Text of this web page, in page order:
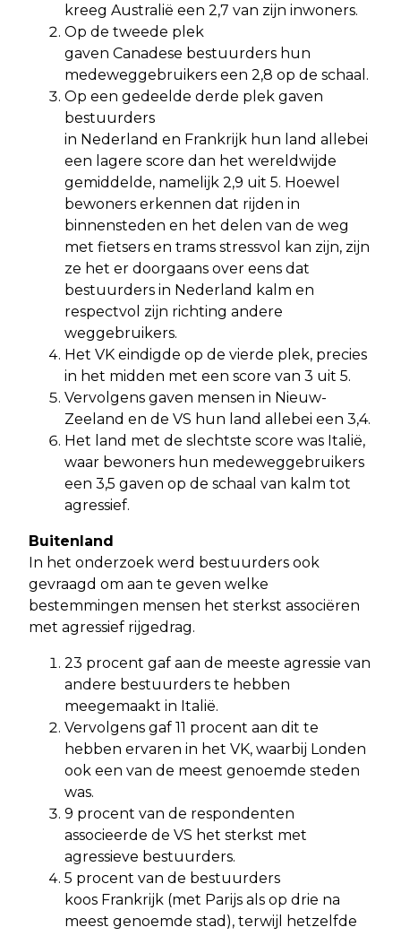
kreeg Australië een 2,7 van zijn inwoners.
Op de tweede plek
gaven Canadese bestuurders hun
medeweggebruikers een 2,8 op de schaal.
Op een gedeelde derde plek gaven
bestuurders
in Nederland en Frankrijk hun land allebei
een lagere score dan het wereldwijde
gemiddelde, namelijk 2,9 uit 5. Hoewel
bewoners erkennen dat rijden in
binnensteden en het delen van de weg
met fietsers en trams stressvol kan zijn, zijn
ze het er doorgaans over eens dat
bestuurders in Nederland kalm en
respectvol zijn richting andere
weggebruikers.
Het VK eindigde op de vierde plek, precies
in het midden met een score van 3 uit 5.
Vervolgens gaven mensen in Nieuw-
Zeeland en de VS hun land allebei een 3,4.
Het land met de slechtste score was Italië,
waar bewoners hun medeweggebruikers
een 3,5 gaven op de schaal van kalm tot
agressief.
Buitenland
In het onderzoek werd bestuurders ook
gevraagd om aan te geven welke
bestemmingen mensen het sterkst associëren
met agressief rijgedrag.
23 procent gaf aan de meeste agressie van
andere bestuurders te hebben
meegemaakt in Italië.
Vervolgens gaf 11 procent aan dit te
hebben ervaren in het VK, waarbij Londen
ook een van de meest genoemde steden
was.
9 procent van de respondenten
associeerde de VS het sterkst met
agressieve bestuurders.
5 procent van de bestuurders
koos Frankrijk (met Parijs als op drie na
meest genoemde stad), terwijl hetzelfde